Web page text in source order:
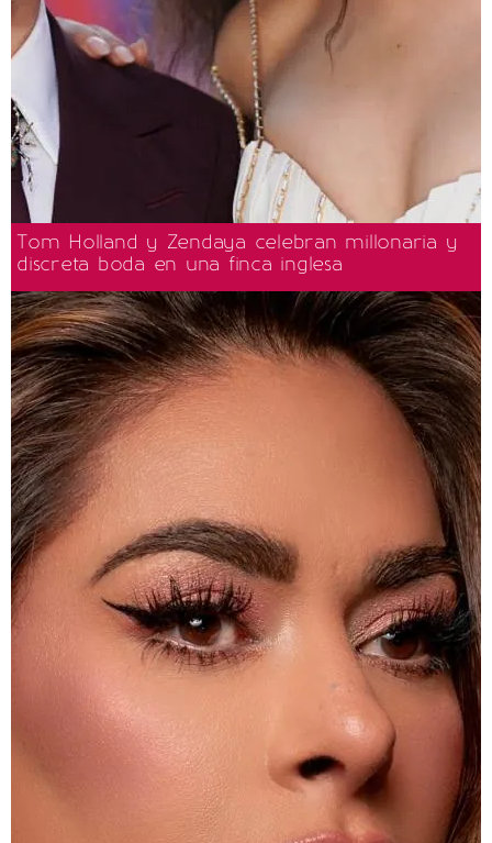
Tom Holland y Zendaya celebran millonaria y
discreta boda en una finca inglesa